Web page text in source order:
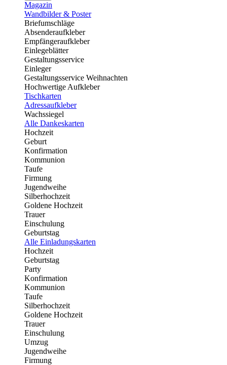
Magazin
Wandbilder & Poster
Briefumschläge
Absenderaufkleber
Empfängeraufkleber
Einlegeblätter
Gestaltungsservice
Einleger
Gestaltungsservice Weihnachten
Hochwertige Aufkleber
Tischkarten
Adressaufkleber
Wachssiegel
Alle Dankeskarten
Hochzeit
Geburt
Konfirmation
Kommunion
Taufe
Firmung
Jugendweihe
Silberhochzeit
Goldene Hochzeit
Trauer
Einschulung
Geburtstag
Alle Einladungskarten
Hochzeit
Geburtstag
Party
Konfirmation
Kommunion
Taufe
Silberhochzeit
Goldene Hochzeit
Trauer
Einschulung
Umzug
Jugendweihe
Firmung